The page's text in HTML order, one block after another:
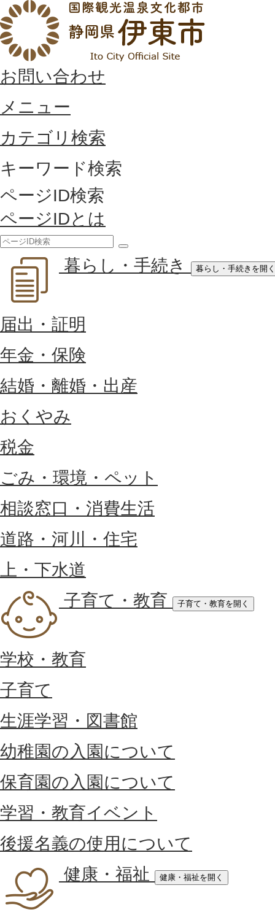
お問い合わせ
メニュー
カテゴリ検索
キーワード検索
ページID検索
ページIDとは
索
暮らし・手続き 暮らし・手続きを開く
届出・証明
年金・保険
結婚・離婚・出産
おくやみ
税金
ごみ・環境・ペット
相談窓口・消費生活
道路・河川・住宅
上・下水道
子育て・教育
子育て・教育を開く
学校・教育
子育て
生涯学習・図書館
幼稚園の入園について
保育園の入園について
学習・教育イベント
後援名義の使用について
健康・福祉
健康・福祉を開く